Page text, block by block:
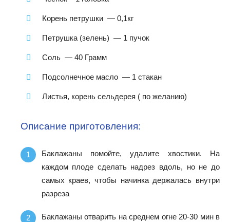
Корень петрушки — 0,1кг
Петрушка (зелень) — 1 пучок
Соль — 40 Грамм
Подсолнечное масло — 1 стакан
Листья, корень сельдерея ( по желанию)
Описание приготовления:
Баклажаны помойте, удалите хвостики. На
каждом плоде сделать надрез вдоль, но не до
самых краев, чтобы начинка держалась внутри
разреза
Баклажаны отварить на среднем огне 20-30 мин в